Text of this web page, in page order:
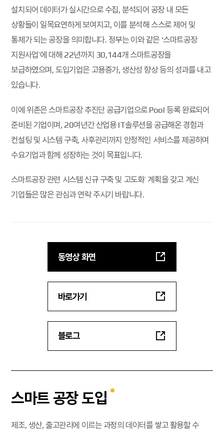
설치되어 데이터가 실시간으로 수집, 분석되어 공장 내 모든
상황들이 일목요연하게 보여지고, 이를 분석해 스스로 제어 및
통제가 되는 공장을 의미합니다. 정부는 이와 같은 ‘스마트공장
지원사업’에 대해 22년까지 30,144개 스마트공장을
보급하였으며,도입기업은 고용증가, 생산성 향상 등의 성과를 내고
있습니다.
이에 위존은 스마트공장 추진단 공급기업으로 Pool 등록 완료되어
준비된 기업이며, 20여년간 산업용 IT솔루션을 공급해온 경험과
컨설팅 및 시스템 구축, 사후관리까지 안정적인 서비스를 제공하며
수요기업과 함께 성장하는 것이 목표입니다.
스마트공장 관련 시스템 신규 구축 및 고도화’ 계획을 갖고 계신
기업들은 많은 관심과 연락 주시기 바랍니다.
동영상 화면
바로가기
블로그
스마트 공장 도입
제조, 생산, 출고관리에 이르는 과정의 데이터를 쌓고 활용할 수